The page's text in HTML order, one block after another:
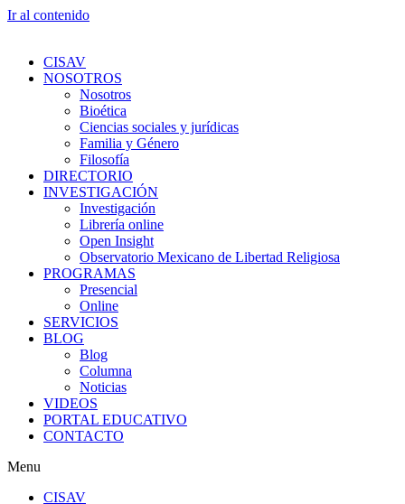
Ir al contenido
CISAV
NOSOTROS
Nosotros
Bioética
Ciencias sociales y jurídicas
Familia y Género
Filosofía
DIRECTORIO
INVESTIGACIÓN
Investigación
Librería online
Open Insight
Observatorio Mexicano de Libertad Religiosa
PROGRAMAS
Presencial
Online
SERVICIOS
BLOG
Blog
Columna
Noticias
VIDEOS
PORTAL EDUCATIVO
CONTACTO
Menu
CISAV